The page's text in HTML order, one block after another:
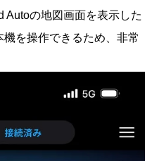
Autoの地図画面を表示した
を操作できるため、非常